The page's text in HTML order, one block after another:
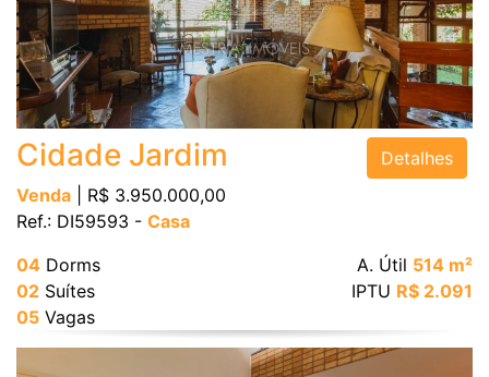
Cidade Jardim
Venda | R$ 3.950.000,00
Ref.: DI59593 - Casa
Detalhes
04 Dorms
02 Suítes
05 Vagas
A. Útil 514 m²
IPTU R$ 2.091